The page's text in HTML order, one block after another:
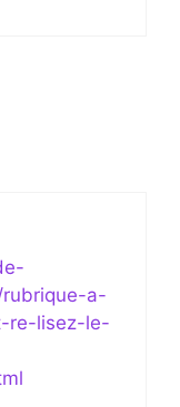
a-
re-lisez-le-